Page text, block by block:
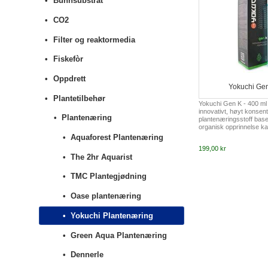
Yokuchi
Yokuchi Gen K - 400 ml
innovativt, høyt
plantenæringsstoff
organisk opprinnelse
assimilerbarhet.
trygt fylle på kalium i et
199,00 kr
CO2
Filter og reaktormedia
Fiskefòr
Oppdrett
Plantetilbehør
Plantenæring
Aquaforest Plantenæring
The 2hr Aquarist
TMC Plantegjødning
Oase plantenæring
Yokuchi Plantenæring
Green Aqua Plantenæring
Dennerle